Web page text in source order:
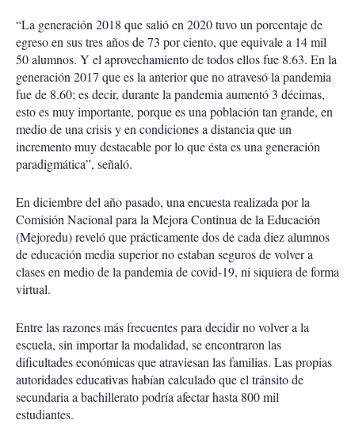
“La generación 2018 que salió en 2020 tuvo un porcentaje de
egreso en sus tres años de 73 por ciento, que equivale a 14 mil
50 alumnos. Y el aprovechamiento de todos ellos fue 8.63. En la
generación 2017 que es la anterior que no atravesó la pandemia
fue de 8.60; es decir, durante la pandemia aumentó 3 décimas,
esto es muy importante, porque es una población tan grande, en
medio de una crisis y en condiciones a distancia que un
incremento muy destacable por lo que ésta es una generación
paradigmática”, señaló.
En diciembre del año pasado, una encuesta realizada por la
Comisión Nacional para la Mejora Continua de la Educación
(Mejoredu) reveló que prácticamente dos de cada diez alumnos
de educación media superior no estaban seguros de volver a
clases en medio de la pandemia de covid-19, ni siquiera de forma
virtual.
Entre las razones más frecuentes para decidir no volver a la
escuela, sin importar la modalidad, se encontraron las
dificultades económicas que atraviesan las familias. Las propias
autoridades educativas habían calculado que el tránsito de
secundaria a bachillerato podría afectar hasta 800 mil
estudiantes.